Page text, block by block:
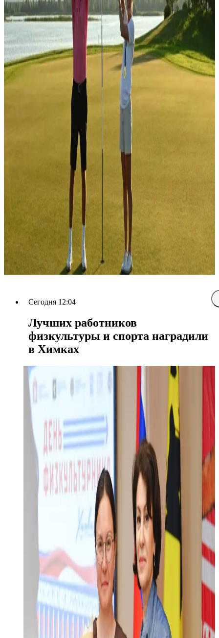
Сегодня 12:04
Лучших работников
физкультуры и спорта наградили
в Химках